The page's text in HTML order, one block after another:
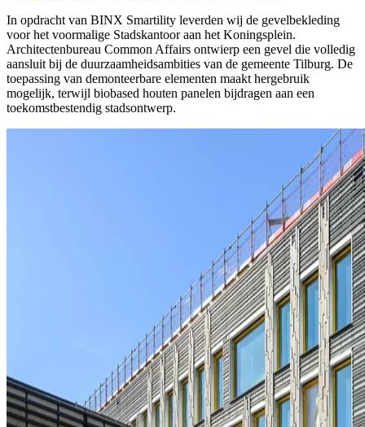
In opdracht van BINX Smartility leverden wij de gevelbekleding
voor het voormalige Stadskantoor aan het Koningsplein.
Architectenbureau Common Affairs ontwierp een gevel die volledig
aansluit bij de duurzaamheidsambities van de gemeente Tilburg. De
toepassing van demonteerbare elementen maakt hergebruik
mogelijk, terwijl biobased houten panelen bijdragen aan een
toekomstbestendig stadsontwerp.